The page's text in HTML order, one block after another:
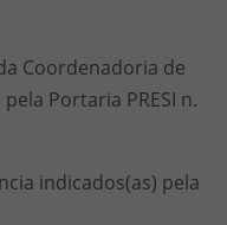
Coordenadoria de
Portaria PRESI n.
indicados(as) pela